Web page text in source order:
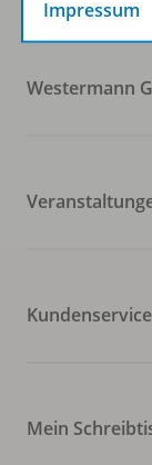
Westermann
Kundenservice
Mein
Impressum